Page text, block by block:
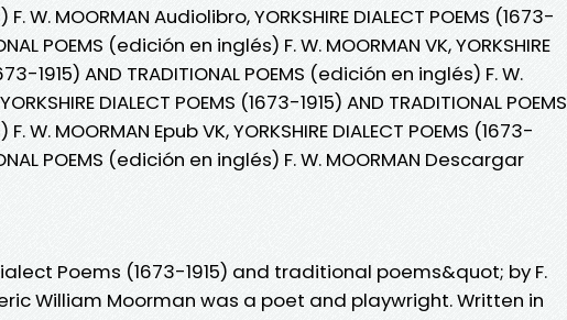
W. MOORMAN Audiolibro, YORKSHIRE DIALECT POEMS (1673-
POEMS (edición en inglés) F. W. MOORMAN VK, YORKSHIRE
1915) AND TRADITIONAL POEMS (edición en inglés) F. W.
DIALECT POEMS (1673-1915) AND TRADITIONAL POEMS
W. MOORMAN Epub VK, YORKSHIRE DIALECT POEMS (1673-
POEMS (edición en inglés) F. W. MOORMAN Descargar
Poems (1673-1915) and traditional poems&quot; by F.
William Moorman was a poet and playwright. Written in